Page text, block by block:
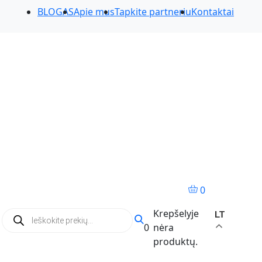
BLOGASApie musTapkite partneriuKontaktai
Products
search 0
0
Krepšelyje
nėra
produktų.
LT